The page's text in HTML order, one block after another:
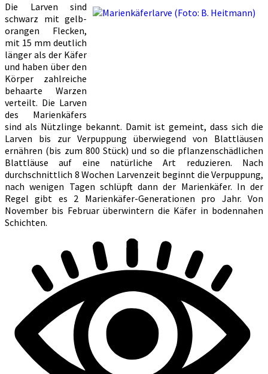
Die Larven sind
schwarz mit gelb-
orangen Flecken,
mit 15 mm deutlich
länger als der Käfer
und haben über den
Körper zahlreiche
behaarte Warzen
verteilt. Die Larven
des Marienkäfers
sind als Nützlinge bekannt. Damit ist gemeint, dass sich die
Larven bis zur Verpuppung überwiegend von Blattläusen
ernähren (bis zum 800 Stück) und so die pflanzenschädlichen
Blattläuse auf eine natürliche Art reduzieren. Nach
durchschnittlich 8 Wochen Larvenzeit beginnt die Verpuppung,
nach wenigen Tagen schlüpft dann der Marienkäfer. In der
Regel gibt es 2 Marienkäfer-Generationen pro Jahr. Von
November bis Februar überwintern die Käfer in bodennahen
Schichten.